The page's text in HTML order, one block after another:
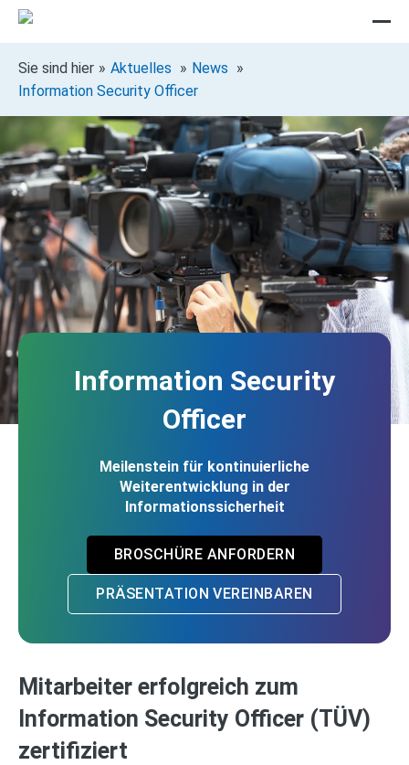
Sie sind hier Aktuelles
News
Information Security Officer
Information Security
Officer
Meilenstein für kontinuierliche
Weiterentwicklung in der
Informationssicherheit
BROSCHÜRE ANFORDERN
PRÄSENTATION VEREINBAREN
Mitarbeiter erfolgreich zum
Information Security Officer (TÜV)
zertifiziert